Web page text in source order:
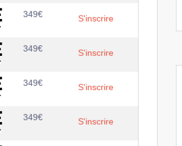
349€ S'inscrire
349€ S'inscrire
349€ S'inscrire
349€ S'inscrire